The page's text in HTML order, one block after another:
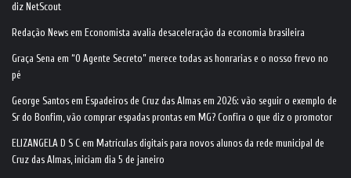
diz NetScout
Redação News em Economista avalia desaceleração da economia brasileira
Graça Sena em “O Agente Secreto” merece todas as honrarias e o nosso frevo no
pé
George Santos em Espadeiros de Cruz das Almas em 2026: vão seguir o exemplo de
Sr do Bonfim, vão comprar espadas prontas em MG? Confira o que diz o promotor
ELIZANGELA D S C em Matrículas digitais para novos alunos da rede municipal de
Cruz das Almas, iniciam dia 5 de janeiro